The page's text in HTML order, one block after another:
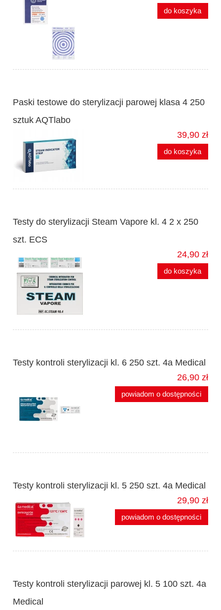
do koszyka
Paski testowe do sterylizacji parowej klasa 4 250
sztuk AQTlabo
39,90 zł
do koszyka
Testy do sterylizacji Steam Vapore kl. 4 2 x 250
szt. ECS
24,90 zł
do koszyka
Testy kontroli sterylizacji kl. 6 250 szt. 4a Medical
26,90 zł
powiadom o dostępności
Testy kontroli sterylizacji kl. 5 250 szt. 4a Medical
29,90 zł
powiadom o dostępności
Testy kontroli sterylizacji parowej kl. 5 100 szt. 4a
Medical